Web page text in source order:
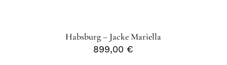
Habsburg – Jacke Mariella
899,00 €